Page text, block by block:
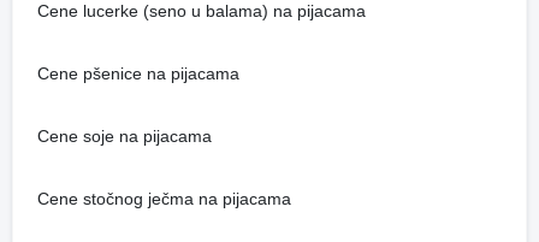
Cene lucerke (seno u balama) na pijacama
Cene pšenice na pijacama
Cene soje na pijacama
Cene stočnog ječma na pijacama